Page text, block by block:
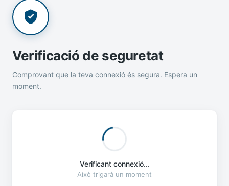
Verificació de seguretat
Comprovant que la teva connexió és segura. Espera un
moment.
Verificant connexió...
Això trigarà un moment